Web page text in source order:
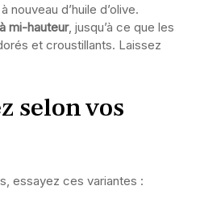
d’huile d’olive.
mi-hauteur, jusqu’à ce que les
et croustillants. Laissez
selon vos
essayez ces variantes :